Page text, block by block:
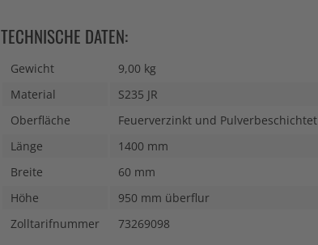
TECHNISCHE DATEN:
Gewicht
9,00 kg
Material
S235 JR
Oberfläche
Feuerverzinkt und Pulverbeschichtet
Länge
1400 mm
Breite
60 mm
Höhe
950 mm überflur
Zolltarifnummer
73269098